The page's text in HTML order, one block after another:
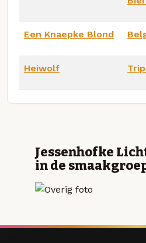
Een Knaepke Blond
Heiwolf
Jessenhofke
in de